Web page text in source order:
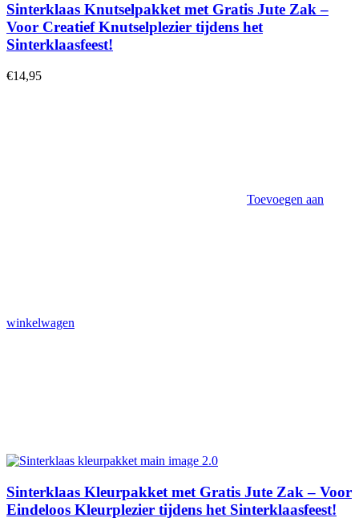
Sinterklaas Knutselpakket met Gratis Jute Zak –
Voor Creatief Knutselplezier tijdens het
Sinterklaasfeest!
€14,95
Toevoegen aan
winkelwagen
Sinterklaas Kleurpakket met Gratis Jute Zak – Voor
Eindeloos Kleurplezier tijdens het Sinterklaasfeest!